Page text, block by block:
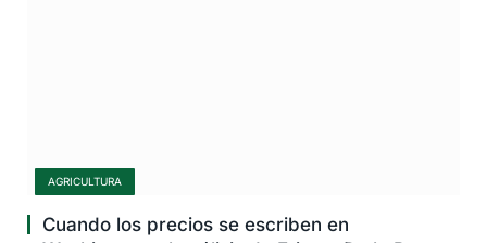
AGRICULTURA
Cuando los precios se escriben en